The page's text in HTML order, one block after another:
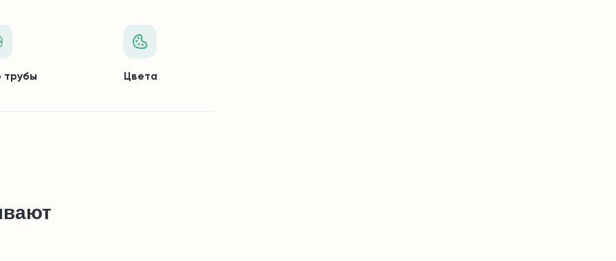
трубы Цвета